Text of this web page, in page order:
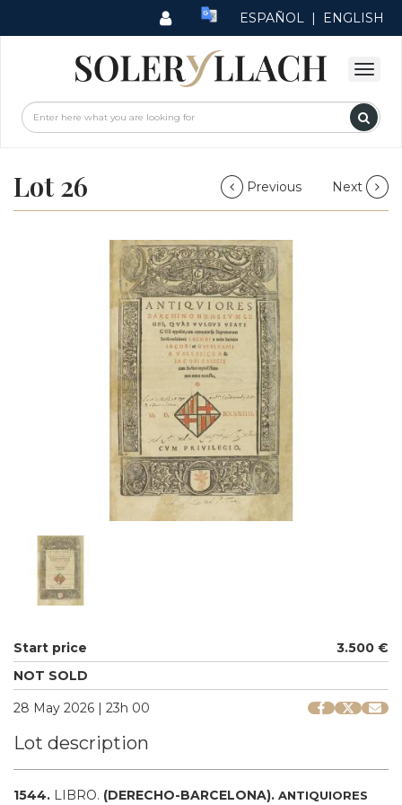
ESPAÑOL | ENGLISH
Lot 26 Previous Next
Start price
3.500 €
NOT SOLD
28 May 2026 | 23h 00
Lot description
1544. LIBRO. (DERECHO-BARCELONA). ANTIQUIORES